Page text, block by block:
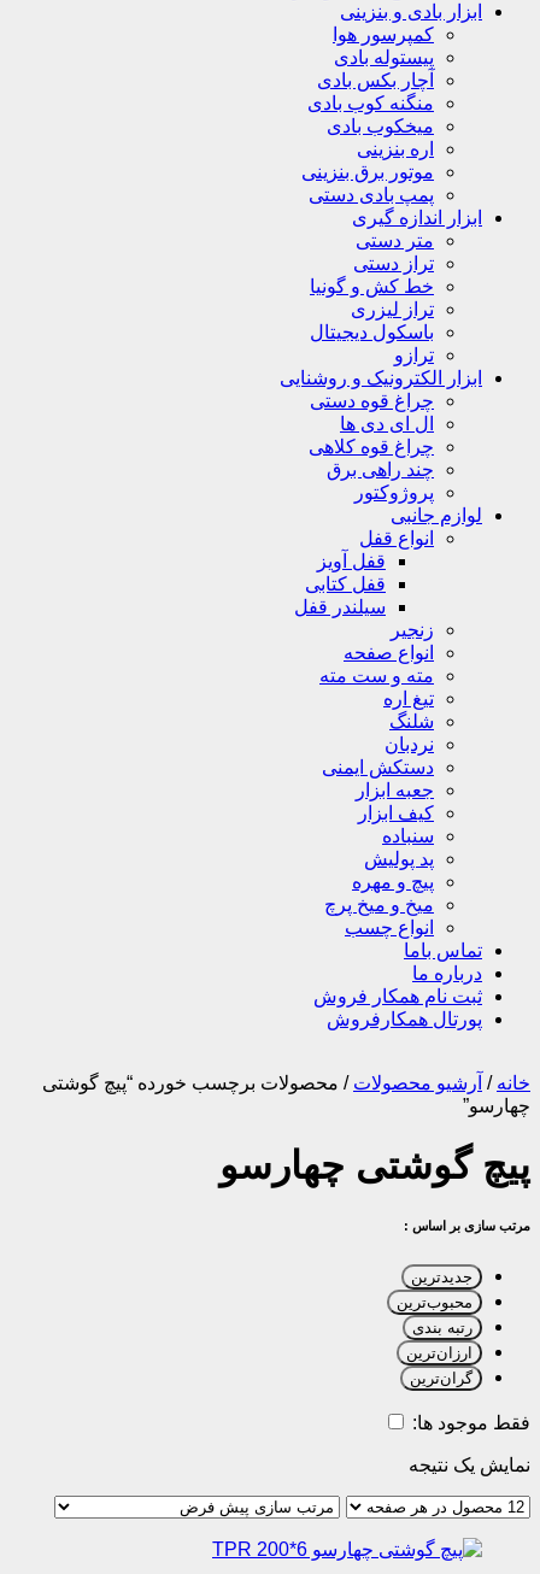
ابزار بادی و بنزینی
کمپرسور هوا
پیستوله بادی
آچار بکس بادی
منگنه کوب بادی
میخکوب بادی
اره بنزینی
موتور برق بنزینی
پمپ بادی دستی
ابزار اندازه گیری
متر دستی
تراز دستی
خط کش و گونیا
تراز لیزری
باسکول دیجیتال
ترازو
ابزار الکترونیک و روشنایی
چراغ قوه دستی
ال ای دی ها
چراغ قوه کلاهی
چند راهی برق
پروژوکتور
لوازم جانبی
انواع قفل
قفل آویز
قفل کتابی
سیلندر قفل
زنجیر
انواع صفحه
مته و ست مته
تیغ اره
شلنگ
نردبان
دستکش ایمنی
جعبه ابزار
کیف ابزار
سنباده
پد پولیش
پیچ و مهره
میخ و میخ پرچ
انواع چسب
تماس باما
درباره ما
ثبت نام همکار فروش
پورتال همکارفروش
خانه / آرشیو محصولات / محصولات برچسب خورده “پیچ گوشتی
چهارسو”
پیچ گوشتی چهارسو
مرتب سازی بر اساس :
جدیدترین
محبوب‌ترین
رتبه بندی
ارزان‌ترین
گران‌ترین
فقط موجود ها:
نمایش یک نتیجه